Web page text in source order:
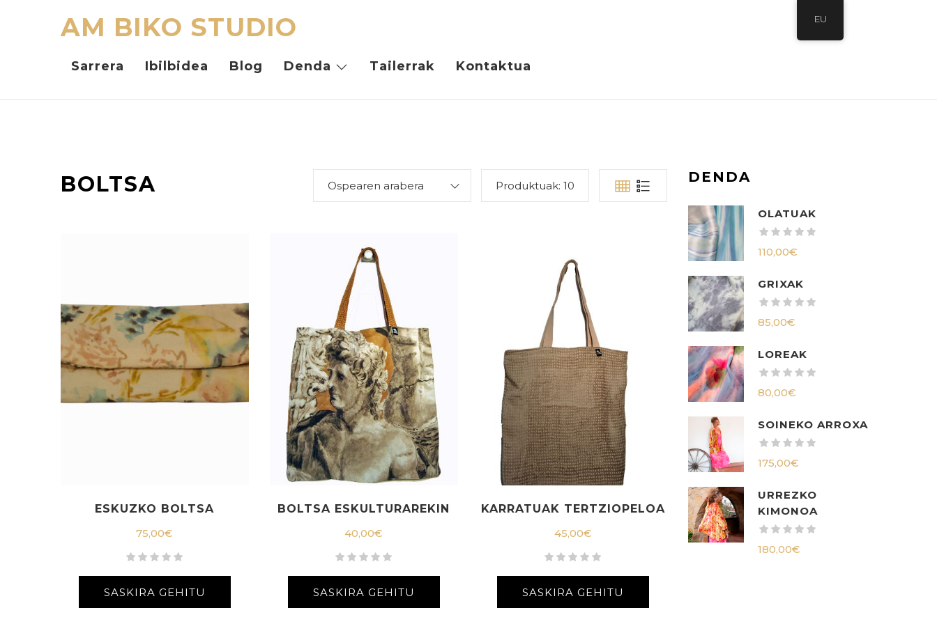
AM BIKO STUDIO
Sarrera Ibilbidea Blog Denda Tailerrak Kontaktua
BOLTSA Ospearen arabera Produktuak: 10
ESKUZKO BOLTSA
75,00€
SASKIRA GEHITU
BOLTSA ESKULTURAREKIN
40,00€
SASKIRA GEHITU
KARRATUAK TERTZIOPELOA
45,00€
SASKIRA GEHITU
DENDA
OLATUAK
110,00€
GRIXAK
85,00€
LOREAK
80,00€
SOINEKO ARROXA
175,00€
URREZKO
KIMONOA
180,00€
EU